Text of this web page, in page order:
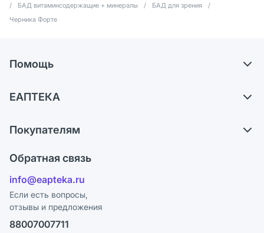
/
БАД витаминсодержащие + минералы / БАД для зрения
/
Черника Форте
Помощь
Самовывоз из аптек
Ответы на вопросы
Блог
ЕАПТЕКА
Карьера
Поставщики
Лицензия
Реклама на сайте
Ваши товары на ЕАПТЕКЕ
Покупателям
Программа СберСпасибо
Политика конфиденциальности
Пользовательское соглашение
Обратная связь
info@eapteka.ru
Если есть вопросы,
отзывы и предложения
88007007711